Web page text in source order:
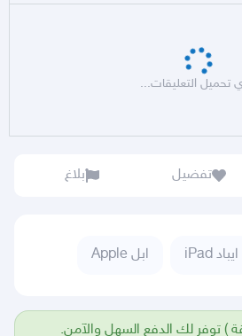
تحميل التعليقات...
تفضيل بلاغ
ايباد iPad ابل Apple
) توفر لك الدفع السهل والآمن.